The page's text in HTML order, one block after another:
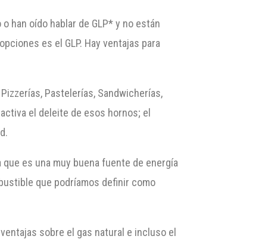
han oído hablar de GLP* y no están
es el GLP. Hay ventajas para
Pastelerías, Sandwicherías,
el deleite de esos hornos; el
es una muy buena fuente de energía
que podríamos definir como
sobre el gas natural e incluso el